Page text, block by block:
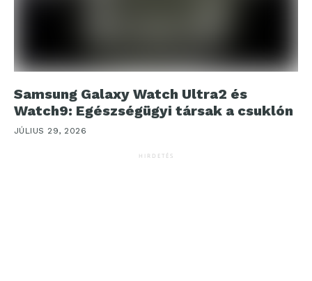
Samsung Galaxy Watch Ultra2 és
Watch9: Egészségügyi társak a csuklón
JÚLIUS 29, 2026
HIRDETÉS